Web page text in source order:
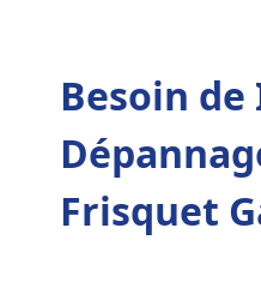
Besoin
Frisquet